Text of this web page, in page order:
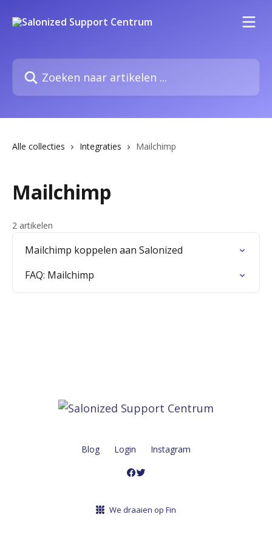
Zoeken naar artikelen ...
Alle collecties Integraties Mailchimp
Mailchimp
2 artikelen
Mailchimp koppelen aan Salonized
FAQ: Mailchimp
Blog Login Instagram
We draaien op Fin